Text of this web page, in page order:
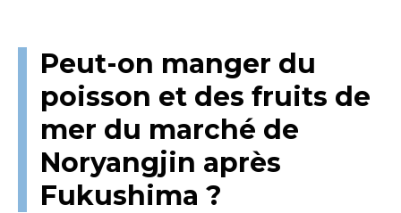
Peut-on manger du
poisson et des fruits de
mer du marché de
Noryangjin après
Fukushima ?